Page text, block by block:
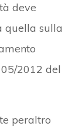
deve
quella sulla
2012 del
peraltro